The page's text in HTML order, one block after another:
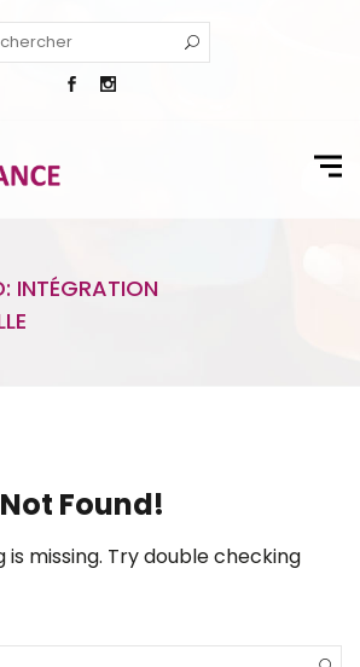
INTÉGRATION
Found!
is missing. Try double checking